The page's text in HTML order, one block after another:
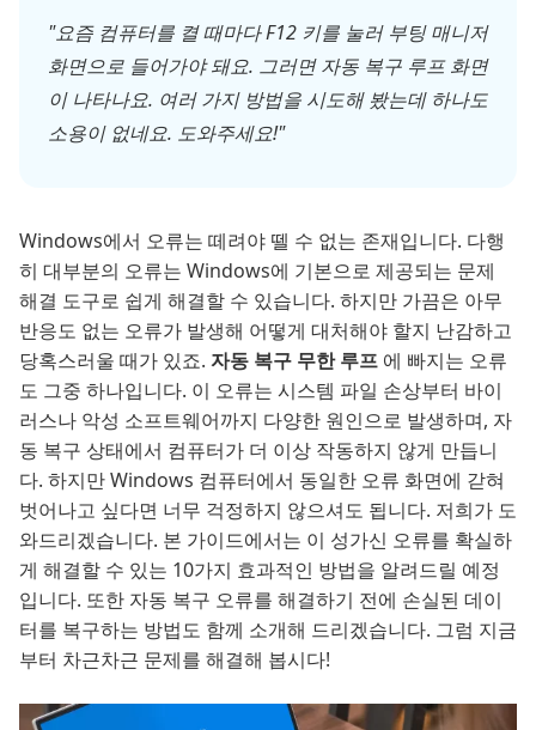
"요즘 컴퓨터를 켤 때마다 F12 키를 눌러 부팅 매니저
화면으로 들어가야 돼요. 그러면 자동 복구 루프 화면
이 나타나요. 여러 가지 방법을 시도해 봤는데 하나도
소용이 없네요. 도와주세요!"
Windows에서 오류는 떼려야 뗄 수 없는 존재입니다. 다행
히 대부분의 오류는 Windows에 기본으로 제공되는 문제
해결 도구로 쉽게 해결할 수 있습니다. 하지만 가끔은 아무
반응도 없는 오류가 발생해 어떻게 대처해야 할지 난감하고
당혹스러울 때가 있죠. 자동 복구 무한 루프 에 빠지는 오류
도 그중 하나입니다. 이 오류는 시스템 파일 손상부터 바이
러스나 악성 소프트웨어까지 다양한 원인으로 발생하며, 자
동 복구 상태에서 컴퓨터가 더 이상 작동하지 않게 만듭니
다. 하지만 Windows 컴퓨터에서 동일한 오류 화면에 갇혀
벗어나고 싶다면 너무 걱정하지 않으셔도 됩니다. 저희가 도
와드리겠습니다. 본 가이드에서는 이 성가신 오류를 확실하
게 해결할 수 있는 10가지 효과적인 방법을 알려드릴 예정
입니다. 또한 자동 복구 오류를 해결하기 전에 손실된 데이
터를 복구하는 방법도 함께 소개해 드리겠습니다. 그럼 지금
부터 차근차근 문제를 해결해 봅시다!